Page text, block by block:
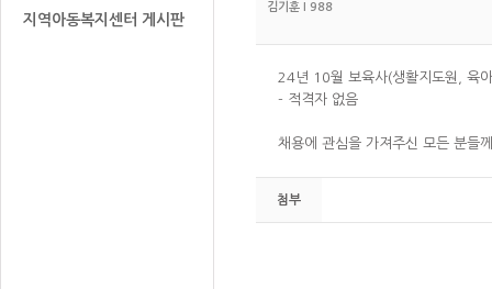
지역아동복지센터 게시판
김기훈 I 988
24년 10월 보육사(생활지도원, 육
- 적격자 없음
채용에 관심을 가져주신 모든 분들
첨부